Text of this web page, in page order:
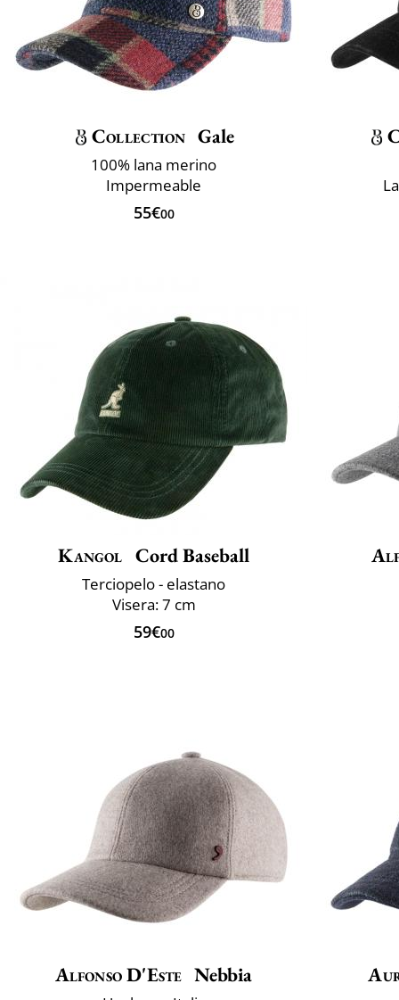
Collection Gale
100% lana merino
Impermeable
55€00
Kangol Cord Baseball
Terciopelo - elastano
Visera: 7 cm
59€00
Alfonso D'Este Nebbia